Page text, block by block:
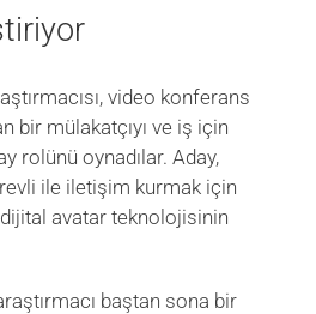
video konferans
bir mülakatçıyı ve iş için
rolünü oynadılar. Aday,
ile iletişim kurmak için
avatar teknolojisinin
baştan sona bir